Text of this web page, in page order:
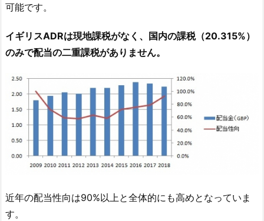
可能です。
イギリスADRは現地課税がなく、国内の課税（20.315%）
のみで配当の二重課税がありません。
近年の配当性向は90%以上と全体的にも高めとなっていま
す。